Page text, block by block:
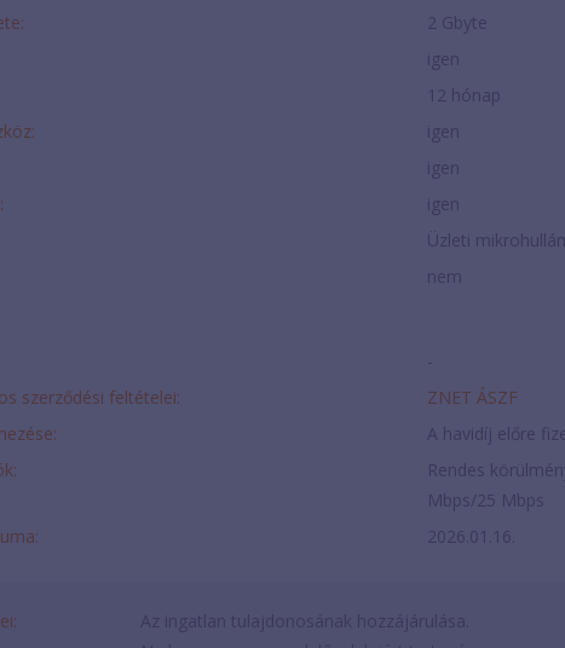
2 Gbyte
igen
12 hónap
igen
igen
igen
Üzleti
nem
-
szerződési feltételei:
ZNET ÁSZF
A havidíj előre
Rendes
Mbps/25 Mbps
2026.01.16.